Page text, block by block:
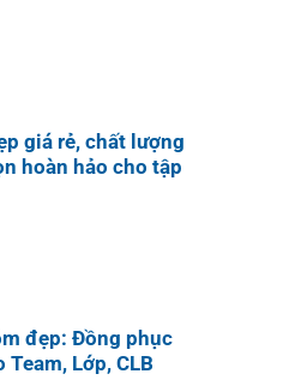
giá rẻ, chất lượng
hoàn hảo cho tập
đẹp: Đồng phục
Lớp, CLB